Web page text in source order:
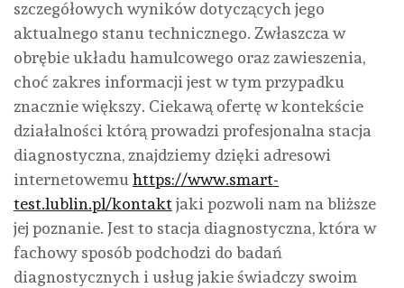
szczegółowych wyników dotyczących jego
aktualnego stanu technicznego. Zwłaszcza w
obrębie układu hamulcowego oraz zawieszenia,
choć zakres informacji jest w tym przypadku
znacznie większy. Ciekawą ofertę w kontekście
działalności którą prowadzi profesjonalna stacja
diagnostyczna, znajdziemy dzięki adresowi
internetowemuhttps://www.smart-
test.lublin.pl/kontaktjaki pozwoli nam na bliższe
jej poznanie. Jest to stacja diagnostyczna, która w
fachowy sposób podchodzi do badań
diagnostycznych i usług jakie świadczy swoim